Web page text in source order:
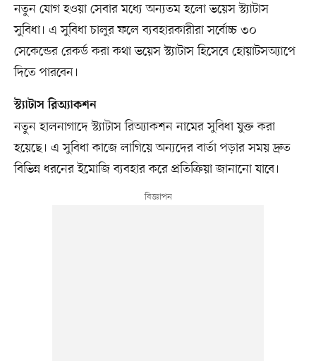
নতুন যোগ হওয়া সেবার মধ্যে অন্যতম হলো ভয়েস স্ট্যাটাস
সুবিধা। এ সুবিধা চালুর ফলে ব্যবহারকারীরা সর্বোচ্চ ৩০
সেকেন্ডের রেকর্ড করা কথা ভয়েস স্ট্যাটাস হিসেবে হোয়াটসঅ্যাপে
দিতে পারবেন।
স্ট্যাটাস রিঅ্যাকশন
নতুন হালনাগাদে স্ট্যাটাস রিঅ্যাকশন নামের সুবিধা যুক্ত করা
হয়েছে। এ সুবিধা কাজে লাগিয়ে অন্যদের বার্তা পড়ার সময় দ্রুত
বিভিন্ন ধরনের ইমোজি ব্যবহার করে প্রতিক্রিয়া জানানো যাবে।